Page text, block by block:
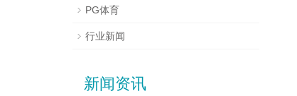
PG体育
行业新闻
新闻资讯